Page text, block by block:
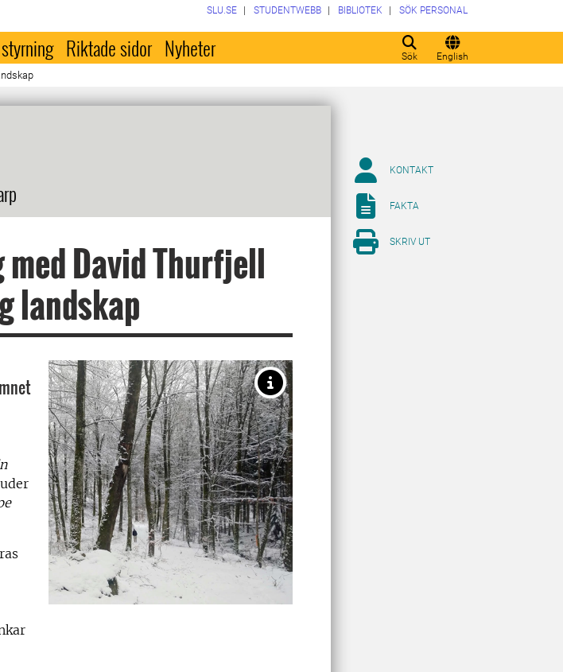
Sök English
SLU.SE STUDENTWEBB BIBLIOTEK SÖK PERSONAL
Riktade sidor Nyheter
David Thurfjell
landskap
KONTAKT
FAKTA
SKRIV UT